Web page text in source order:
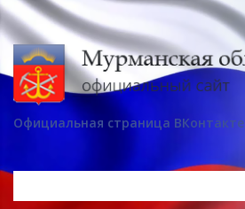
Официальная страница ВКонтакте